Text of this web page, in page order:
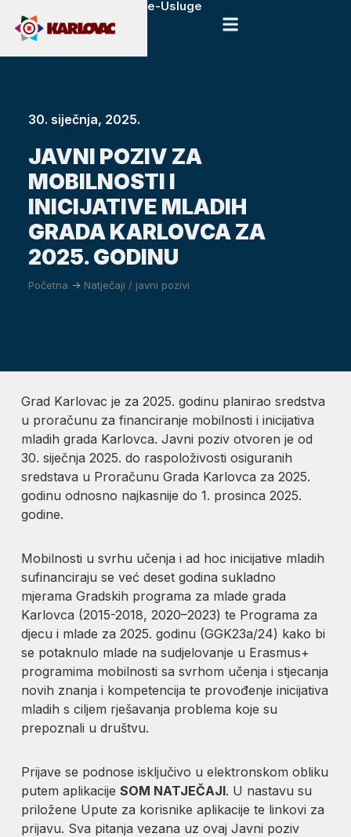
e-Usluge
30. siječnja, 2025.
JAVNI POZIV ZA
MOBILNOSTI I
INICIJATIVE MLADIH
GRADA KARLOVCA ZA
2025. GODINU
Početna -> Natječaji / javni pozivi
Grad Karlovac je za 2025. godinu planirao sredstva
u proračunu za financiranje mobilnosti i inicijativa
mladih grada Karlovca. Javni poziv otvoren je od
30. siječnja 2025. do raspoloživosti osiguranih
sredstava u Proračunu Grada Karlovca za 2025.
godinu odnosno najkasnije do 1. prosinca 2025.
godine.
Mobilnosti u svrhu učenja i ad hoc inicijative mladih
sufinanciraju se već deset godina sukladno
mjerama Gradskih programa za mlade grada
Karlovca (2015-2018, 2020–2023) te Programa za
djecu i mlade za 2025. godinu (GGK23a/24) kako bi
se potaknulo mlade na sudjelovanje u Erasmus+
programima mobilnosti sa svrhom učenja i stjecanja
novih znanja i kompetencija te provođenje inicijativa
mladih s ciljem rješavanja problema koje su
prepoznali u društvu.
Prijave se podnose isključivo u elektronskom obliku
putem aplikacijeSOM NATJEČAJI. U nastavu su
priložene Upute za korisnike aplikacije te linkovi za
prijavu. Sva pitanja vezana uz ovaj Javni poziv